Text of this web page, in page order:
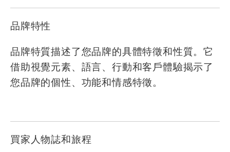
品牌特性
品牌特質描述了您品牌的具體特徵和性質。它
借助視覺元素、語言、行動和客戶體驗揭示了
您品牌的個性、功能和情感特徵。
買家人物誌和旅程